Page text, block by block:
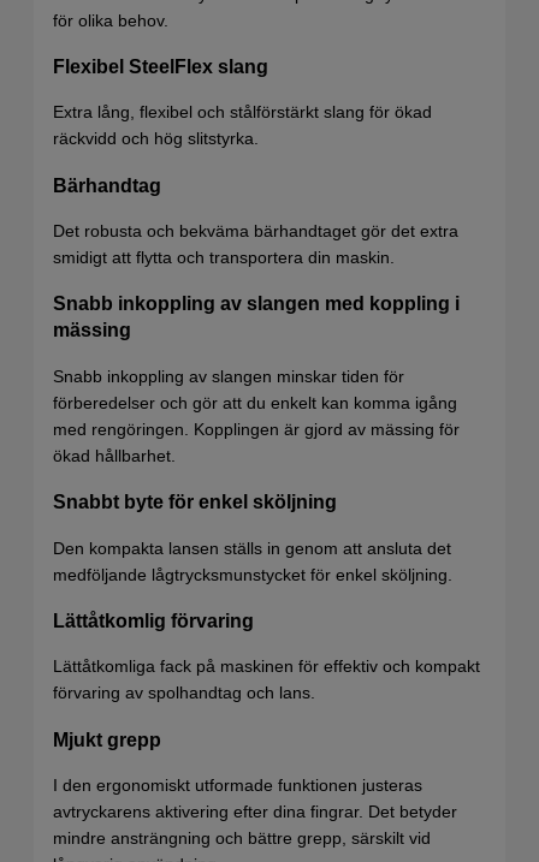
för olika behov.
Flexibel SteelFlex slang
Extra lång, flexibel och stålförstärkt slang för ökad
räckvidd och hög slitstyrka.
Bärhandtag
Det robusta och bekväma bärhandtaget gör det extra
smidigt att flytta och transportera din maskin.
Snabb inkoppling av slangen med koppling i
mässing
Snabb inkoppling av slangen minskar tiden för
förberedelser och gör att du enkelt kan komma igång
med rengöringen. Kopplingen är gjord av mässing för
ökad hållbarhet.
Snabbt byte för enkel sköljning
Den kompakta lansen ställs in genom att ansluta det
medföljande lågtrycksmunstycket för enkel sköljning.
Lättåtkomlig förvaring
Lättåtkomliga fack på maskinen för effektiv och kompakt
förvaring av spolhandtag och lans.
Mjukt grepp
I den ergonomiskt utformade funktionen justeras
avtryckarens aktivering efter dina fingrar. Det betyder
mindre ansträngning och bättre grepp, särskilt vid